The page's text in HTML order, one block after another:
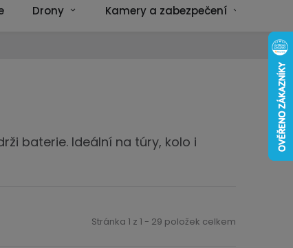
Drony Kamery a zabezpečení
baterie. Ideální na túry, kolo i
Stránka 1 z 1 - 29 položek celkem